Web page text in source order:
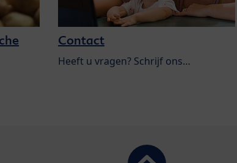
Contact
Heeft u vragen? Schrijf ons…